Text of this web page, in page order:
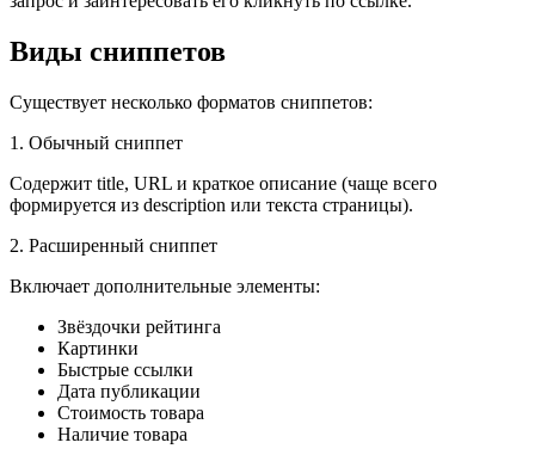
Виды сниппетов
Существует несколько форматов сниппетов:
1. Обычный сниппет
Содержит title, URL и краткое описание (чаще всего
формируется из description или текста страницы).
2. Расширенный сниппет
Включает дополнительные элементы:
Звёздочки рейтинга
Картинки
Быстрые ссылки
Дата публикации
Стоимость товара
Наличие товара